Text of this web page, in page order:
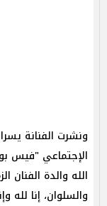
ونشرت الفنانة
الإجتماعي "فيس
الله والدة الفنان
والسلوان، إنا لله